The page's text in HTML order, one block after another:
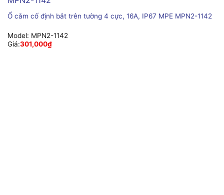
Ổ cắm cố định bắt trên tường 4 cực, 16A, IP67 MPE MPN2-1142
Model: MPN2-1142
Giá:301,000₫